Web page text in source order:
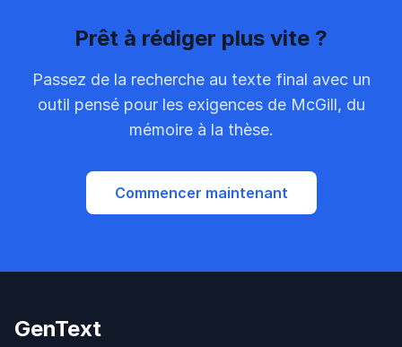
Prêt à rédiger plus vite ?
Passez de la recherche au texte final avec un
outil pensé pour les exigences de McGill, du
mémoire à la thèse.
Commencer maintenant
GenText